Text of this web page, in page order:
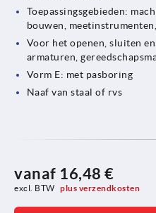
Toepassingsgebieden:
bouwen,
Voor het openen, sluiten
armaturen,
Vorm E: met pasboring
Naaf van staal of rvs
vanaf 16,48 €
excl. BTW plus verzendkosten